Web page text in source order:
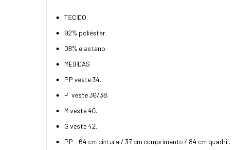
TECIDO
92% poliéster.
08% elastano.
MEDIDAS
PP veste 34.
P veste 36/38.
M veste 40.
G veste 42.
PP - 64 cm cintura / 37 cm comprimento / 84 cm quadril.